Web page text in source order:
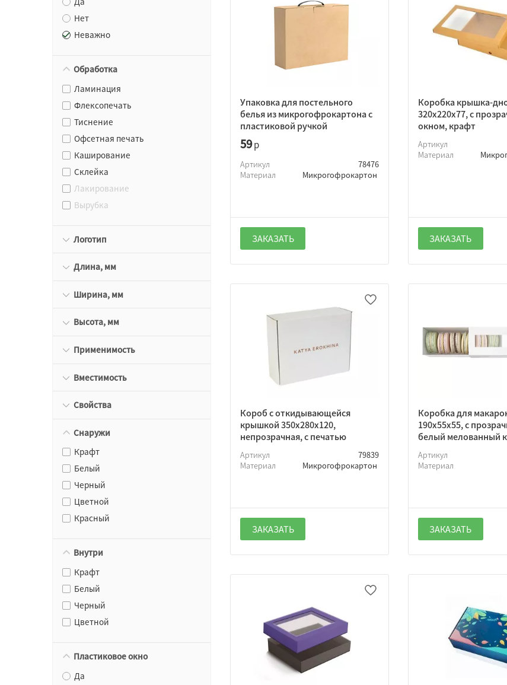
Нет
Неважно
Обработка
Ламинация
Флексопечать
Тиснение
Офсетная печать
Каширование
Склейка
Лакирование
Вырубка
Логотип
Длина, мм
Ширина, мм
Высота, мм
Применимость
Вместимость
Свойства
Снаружи
Крафт
Белый
Черный
Цветной
Красный
Внутри
Крафт
Белый
Черный
Цветной
Пластиковое окно
Да
Упаковка для постельного
белья из микрогофрокартона с
пластиковой ручкой
59р
Артикул
78476
Материал
Микрогофрокартон
ЗАКАЗАТЬ
Коробка крышка-
320х220х77, с
окном, крафт
Артикул
Материал
ЗАКАЗАТЬ
Короб с откидывающейся
крышкой 350х280х120,
непрозрачная, с печатью
Артикул
79839
Материал
Микрогофрокартон
ЗАКАЗАТЬ
Коробка для
190х55х55, с
белый мелованный
Артикул
Материал
ЗАКАЗАТЬ